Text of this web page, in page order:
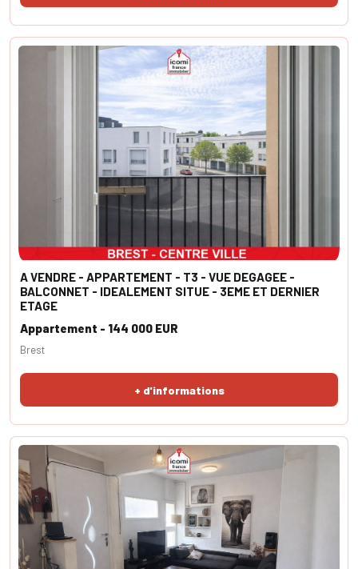
A VENDRE - APPARTEMENT - T3 - VUE DEGAGEE -
BALCONNET - IDEALEMENT SITUE - 3EME ET DERNIER
ETAGE
Appartement - 144 000 EUR
+ d'informations
Brest